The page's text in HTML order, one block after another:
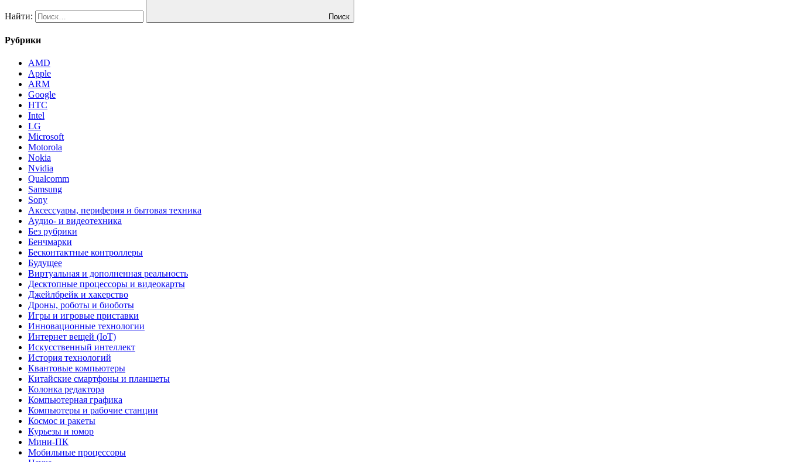
Найти: Поиск
Рубрики
AMD
Apple
ARM
Google
HTC
Intel
LG
Microsoft
Motorola
Nokia
Nvidia
Qualcomm
Samsung
Sony
Аксессуары, периферия и бытовая техника
Аудио- и видеотехника
Без рубрики
Бенчмарки
Бесконтактные контроллеры
Будущее
Виртуальная и дополненная реальность
Десктопные процессоры и видеокарты
Джейлбрейк и хакерство
Дроны, роботы и биоботы
Игры и игровые приставки
Инновационные технологии
Интернет вещей (IoT)
Искусственный интеллект
История технологий
Квантовые компьютеры
Китайские смартфоны и планшеты
Колонка редактора
Компьютерная графика
Компьютеры и рабочие станции
Космос и ракеты
Курьезы и юмор
Мини-ПК
Мобильные процессоры